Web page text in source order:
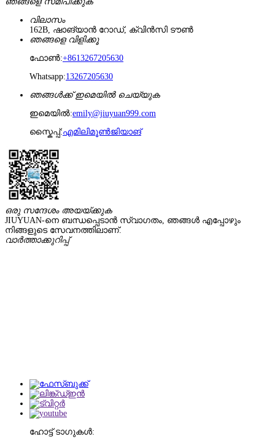
വിലാസം
162B, ഷാങ്‌യാൻ റോഡ്, ക്വിൻസി ടൗൺ
ഞങ്ങളെ വിളിക്കൂ
ഫോൺ:+8613267205630
Whatsapp:13267205630
ഞങ്ങൾക്ക് ഇമെയിൽ ചെയ്യുക
ഇമെയിൽ:emily@jiuyuan999.com
സ്കൈപ്പ്:എമിലിമൂൺജിയാങ്
ഒരു സന്ദേശം അയയ്ക്കുക
JIUYUAN-നെ ബന്ധപ്പെടാൻ സ്വാഗതം, ഞങ്ങൾ എപ്പോഴും
നിങ്ങളുടെ സേവനത്തിലാണ്.
വാർത്താക്കുറിപ്പ്
ഹോട്ട് ടാഗുകൾ: